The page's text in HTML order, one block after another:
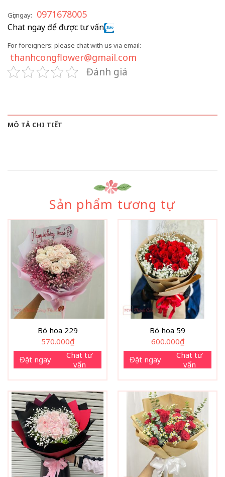
Gọi ngay: 0971678005
Chat ngay để được tư vấn
For foreigners: please chat with us via email:
thanhcongflower@gmail.com
Đánh giá
MÔ TẢ CHI TIẾT
Sản phẩm tương tự
Bó hoa 229
570.000₫
Đặt ngay
Chat tư
vấn
Bó hoa 59
600.000₫
Đặt ngay
Chat tư
vấn